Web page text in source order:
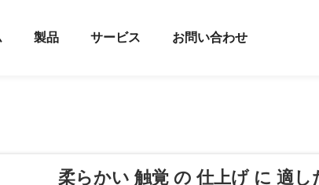
製品 サービス お問い合わせ
柔らかい 触覚 の 仕上げ に 適